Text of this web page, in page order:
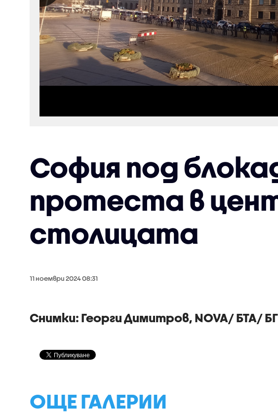
София под
протеста в
столицата
11 ноември 2024 08:31
Снимки: Георги Димитров, NOVA/ БТА/
ОЩЕ ГАЛЕРИИ